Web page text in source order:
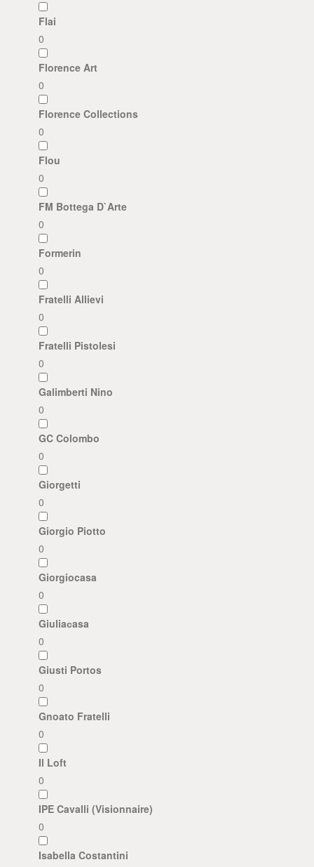
Flai
0
Florence Art
0
Florence Collections
0
Flou
0
FM Bottega D`Arte
0
Formerin
0
Fratelli Allievi
0
Fratelli Pistolesi
0
Galimberti Nino
0
GC Colombo
0
Giorgetti
0
Giorgio Piotto
0
Giorgiocasa
0
Giuliaсasa
0
Giusti Portos
0
Gnoato Fratelli
0
Il Loft
0
IPE Cavalli (Visionnaire)
0
Isabella Costantini